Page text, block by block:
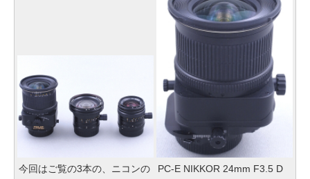
今回はご覧の3本の、ニコンの
PC-E NIKKOR 24mm F3.5 D